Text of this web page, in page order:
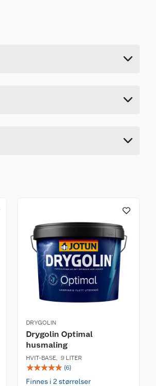
DRYGOLIN
Drygolin Optimal
husmaling
HVIT-BASE, 9 LITER
☆☆☆☆☆ (6)
Finnes i 2 størrelser